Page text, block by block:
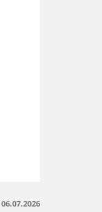
06.07.2026